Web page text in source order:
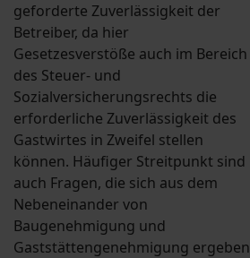
geforderte Zuverlässigkeit der
Betreiber, da hier
Gesetzesverstöße auch im Bereich
des Steuer- und
Sozialversicherungsrechts die
erforderliche Zuverlässigkeit des
Gastwirtes in Zweifel stellen
können. Häufiger Streitpunkt sind
auch Fragen, die sich aus dem
Nebeneinander von
Baugenehmigung und
Gaststättengenehmigung ergeben